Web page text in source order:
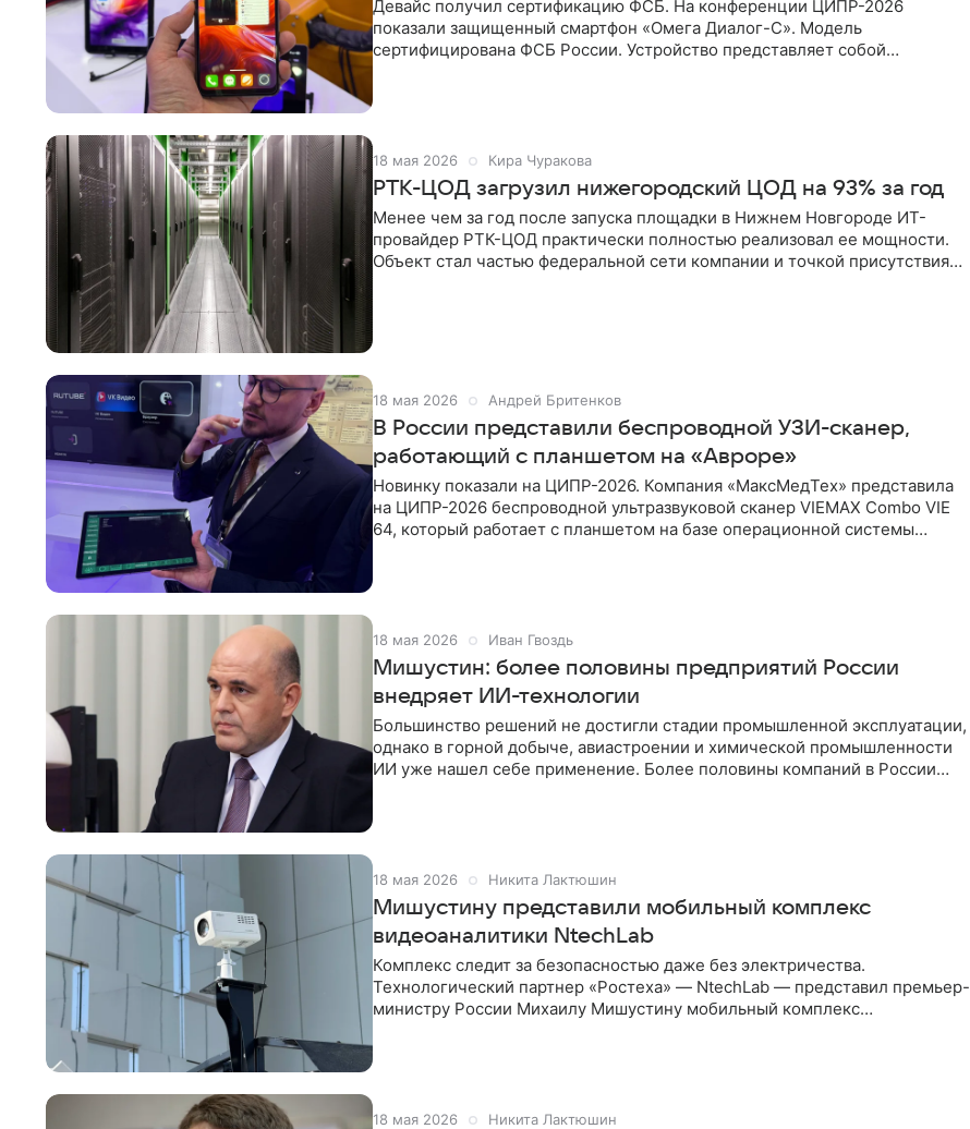
Девайс получил сертификацию ФСБ. На конференции ЦИПР-2026
показали защищенный смартфон «Омега Диалог-С». Модель
сертифицирована ФСБ России. Устройство представляет собой
18 мая 2026 Кира Чуракова
РТК-ЦОД загрузил нижегородский ЦОД на 93% за год
Менее чем за год после запуска площадки в Нижнем Новгороде ИТ-
провайдер РТК-ЦОД практически полностью реализовал ее мощности.
Объект стал частью федеральной сети компании и точкой присутствия
18 мая 2026 Андрей Бритенков
В России представили беспроводной УЗИ-сканер,
работающий с планшетом на «Авроре»
Новинку показали на ЦИПР-2026. Компания «МаксМедТех» представила
на ЦИПР-2026 беспроводной ультразвуковой сканер VIEMAX Combo VIE
64, который работает с планшетом на базе операционной системы
18 мая 2026 Иван Гвоздь
Мишустин: более половины предприятий России
внедряет ИИ-технологии
Большинство решений не достигли стадии промышленной эксплуатации,
однако в горной добыче, авиастроении и химической промышленности
ИИ уже нашел себе применение. Более половины компаний в России
18 мая 2026 Никита Лактюшин
Мишустину представили мобильный комплекс
видеоаналитики NtechLab
Комплекс следит за безопасностью даже без электричества.
Технологический партнер «Ростеха» — NtechLab — представил премьер-
министру России Михаилу Мишустину мобильный комплекс
18 мая 2026 Никита Лактюшин